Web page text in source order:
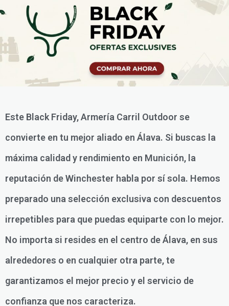
Este Black Friday, Armería Carril Outdoor se
convierte en tu mejor aliado en Álava. Si buscas la
máxima calidad y rendimiento en Munición, la
reputación de Winchester habla por sí sola. Hemos
preparado una selección exclusiva con descuentos
irrepetibles para que puedas equiparte con lo mejor.
No importa si resides en el centro de Álava, en sus
alrededores o en cualquier otra parte, te
garantizamos el mejor precio y el servicio de
confianza que nos caracteriza.